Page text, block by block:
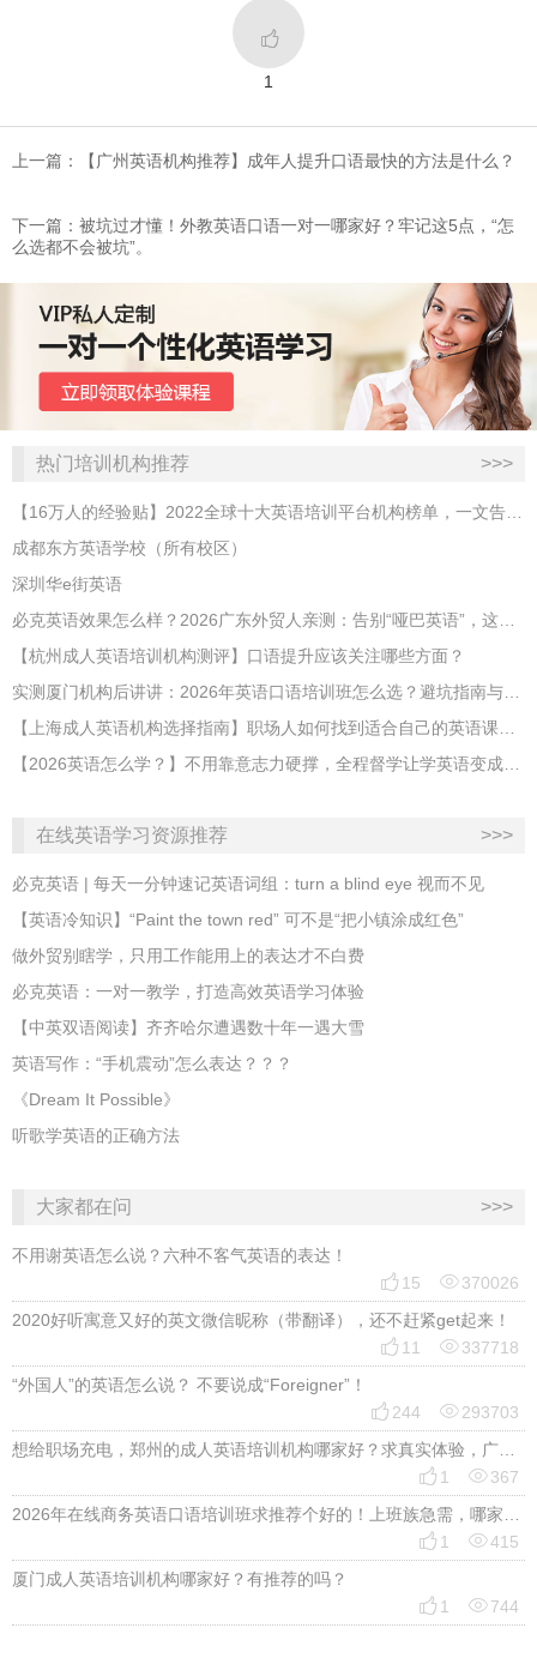

1
上一篇：​【广州英语机构推荐】成年人提升口语最快的方法是什么？
下一篇：​被坑过才懂！外教英语口语一对一哪家好？牢记这5点，“怎
么选都不会被坑”。
热门培训机构推荐 >>>
【16万人的经验贴】2022全球十大英语培训平台机构榜单，一文告诉你
成都东方英语学校（所有校区）
深圳华e街英语
必克英语效果怎么样？2026广东外贸人亲测：告别“哑巴英语”，这才是成年人最高效的自救指南！
【杭州成人英语培训机构测评】口语提升应该关注哪些方面？
实测厦门机构后讲讲：2026年英语口语培训班怎么选？避坑指南与高效学习新范式
【上海成人英语机构选择指南】职场人如何找到适合自己的英语课程？
【2026英语怎么学？】不用靠意志力硬撑，全程督学让学英语变成日常习惯
在线英语学习资源推荐 >>>
必克英语 | 每天一分钟速记英语词组：turn a blind eye 视而不见
​【英语冷知识】“Paint the town red” 可不是“把小镇涂成红色”
做外贸别瞎学，只用工作能用上的表达才不白费
必克英语：一对一教学，打造高效英语学习体验
【中英双语阅读】齐齐哈尔遭遇数十年一遇大雪
英语写作：“手机震动”怎么表达？？？
《Dream It Possible》
听歌学英语的正确方法
大家都在问 >>>
不用谢英语怎么说？六种不客气英语的表达！
 15 370026
2020好听寓意又好的英文微信昵称（带翻译），还不赶紧get起来！
 11 337718
“外国人”的英语怎么说？ 不要说成“Foreigner”！
 244 293703
想给职场充电，郑州的成人英语培训机构哪家好？求真实体验，广告勿扰，感谢！
 1 367
2026年在线商务英语口语培训班求推荐个好的！上班族急需，哪家好？
 1 415
厦门成人英语培训机构哪家好？有推荐的吗？
 1 744